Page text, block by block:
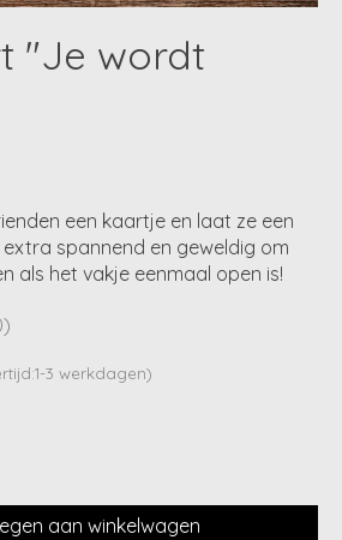
"Je wordt
een kaartje en laat ze een
spannend en geweldig om
als het vakje eenmaal open is!
dit product is
3 werkdagen)
aan winkelwagen